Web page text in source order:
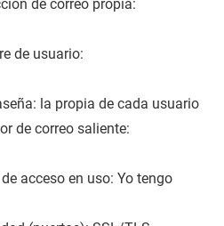
de correo propia:
de cada usuario
saliente:
en uso: Yo tengo